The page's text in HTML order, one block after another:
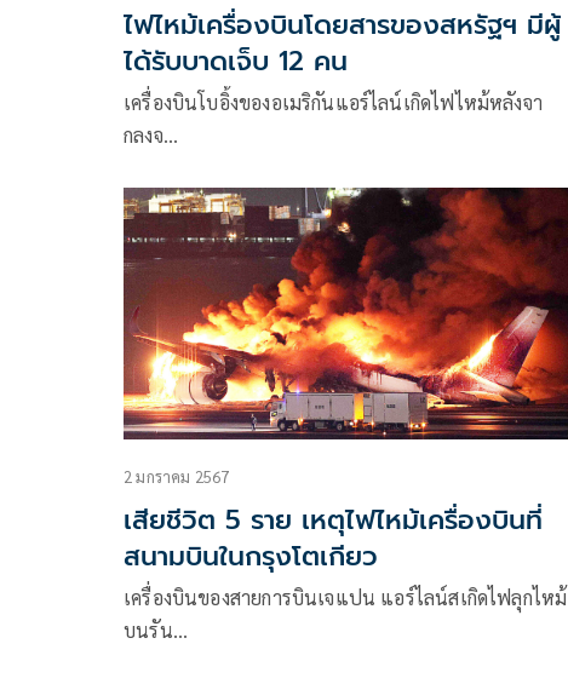
ไฟไหม้เครื่องบินโดยสารของสหรัฐฯ มีผู้
ได้รับบาดเจ็บ 12 คน
เครื่องบินโบอิ้งของอเมริกันแอร์ไลน์เกิดไฟไหม้หลังจา
กลงจ…
2 มกราคม 2567
เสียชีวิต 5 ราย เหตุไฟไหม้เครื่องบินที่
สนามบินในกรุงโตเกียว
เครื่องบินของสายการบินเจแปน แอร์ไลน์สเกิดไฟลุกไหม้
บนรัน…